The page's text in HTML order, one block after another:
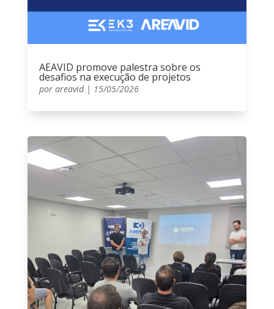
AEAVID promove palestra sobre os
desafios na execução de projetos
por areavid| 15/05/2026